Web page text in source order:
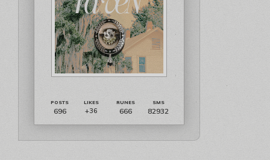
696 +36 666 82932